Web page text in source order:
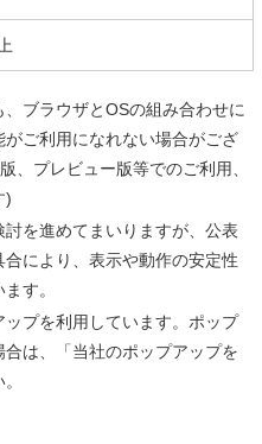
ブラウザとOSの組み合わせに
ご利用になれない場合がござ
、プレビュー版等でのご利用、
)
を進めてまいりますが、公表
により、表示や動作の安定性
す。
プを利用しています。ポップ
は、「当社のポップアップを